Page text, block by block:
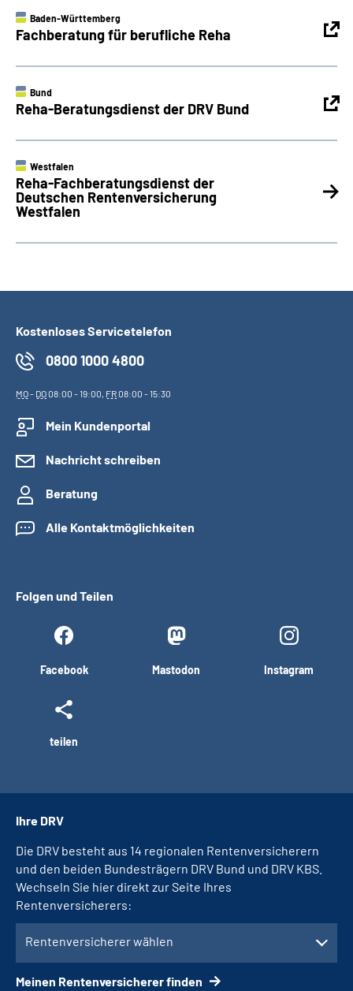
Baden-Württemberg
Fachberatung für berufliche Reha
Bund
Reha-Beratungsdienst der DRV Bund
Westfalen
Reha-Fachberatungsdienst der
Deutschen Rentenversicherung
Westfalen
Kostenloses Servicetelefon
0800 1000 4800
MO- DO08:00 - 19:00, FR08:00 - 15:30
Mein Kundenportal
Nachricht schreiben
Beratung
Alle Kontaktmöglichkeiten
Folgen und Teilen
Facebook Mastodon Instagram
teilen
Ihre DRV
Die DRV besteht aus 14 regionalen Rentenversicherern
und den beiden Bundesträgern DRV Bund und DRV KBS.
Wechseln Sie hier direkt zur Seite Ihres
Rentenversicherers:
Rentenversicherer wählen
Meinen Rentenversicherer finden